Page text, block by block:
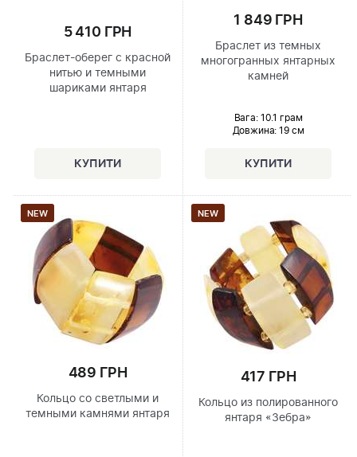
5 410 ГРН
Браслет-оберег с красной
нитью и темными
шариками янтаря
1 849 ГРН
Браслет из темных
многогранных янтарных
камней
Вага: 10.1 грам
Довжина: 19 см
NEW
489 ГРН
Кольцо со светлыми и
темными камнями янтаря
NEW
417 ГРН
Кольцо из полированного
янтаря «Зебра»